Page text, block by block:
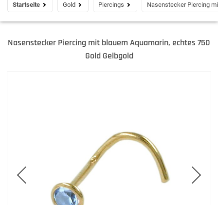
Startseite Gold Piercings Nasenstecker Piercing
Nasenstecker Piercing mit blauem Aquamarin, echtes 750
Gold Gelbgold